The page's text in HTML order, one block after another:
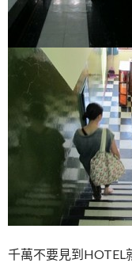
千萬不要見到HOTEL